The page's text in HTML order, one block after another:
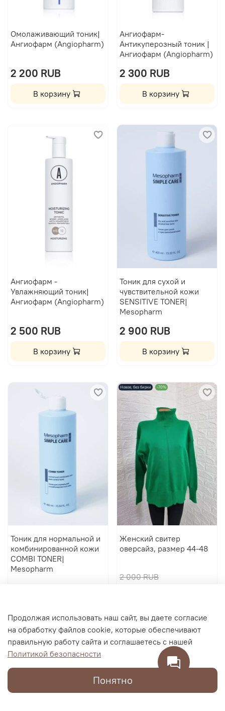
Омолаживающий тоник|
Ангиофарм (Angiopharm)
2 200 RUB
В корзину
Ангиофарм-
Антикуперозный тоник |
Ангиофарм (Angiopharm)
2 300 RUB
В корзину
Ангиофарм -
Увлажняющий тоник|
Ангиофарм (Angiopharm)
2 500 RUB
В корзину
Тоник для сухой и
чувствительной кожи
SENSITIVE TONER|
Mesopharm
2 900 RUB
В корзину
Тоник для нормальной и
комбинированной кожи
COMBI TONER|
Mesopharm
Новое, без бирки -70%
Женский свитер
оверсайз, размер 44-48
2 000 RUB
Продолжая использовать наш сайт, вы даете согласие
на обработку файлов cookie, которые обеспечивают
правильную работу сайта и соглашаетесь с нашей
Политикой безопасности
Понятно